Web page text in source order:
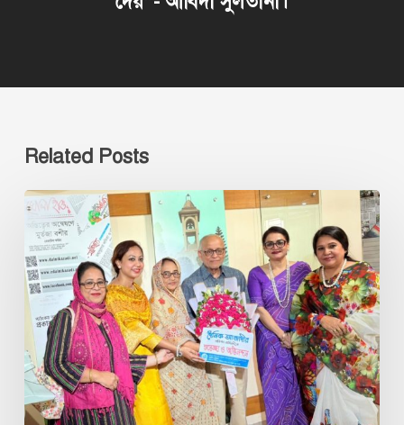
Related Posts
‘‘দৈনিক
আজাদী”
পত্রিকার
৬৬
তম
প্রতিষ্ঠা
বার্ষিকীতে
ফুলেল
শুভেচ্ছা-
আবিদা